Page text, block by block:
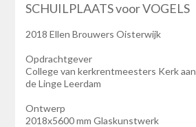
SCHUILPLAATS voor VOGELS
2018 Ellen Brouwers Oisterwijk
Opdrachtgever
College van kerkrentmeesters Kerk aan
de Linge Leerdam
Ontwerp
2018x5600 mm Glaskunstwerk